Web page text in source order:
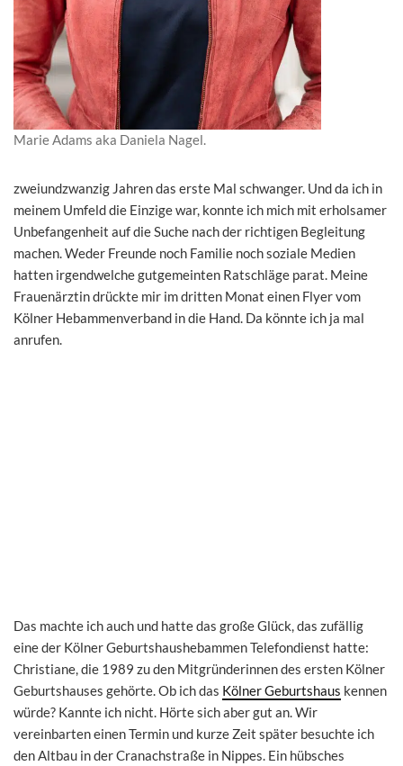
Marie Adams aka Daniela Nagel.
zweiundzwanzig Jahren das erste Mal schwanger. Und da ich in
meinem Umfeld die Einzige war, konnte ich mich mit erholsamer
Unbefangenheit auf die Suche nach der richtigen Begleitung
machen. Weder Freunde noch Familie noch soziale Medien
hatten irgendwelche gutgemeinten Ratschläge parat. Meine
Frauenärztin drückte mir im dritten Monat einen Flyer vom
Kölner Hebammenverband in die Hand. Da könnte ich ja mal
anrufen.
Das machte ich auch und hatte das große Glück, das zufällig
eine der Kölner Geburtshaushebammen Telefondienst hatte:
Christiane, die 1989 zu den Mitgründerinnen des ersten Kölner
Geburtshauses gehörte. Ob ich das Kölner Geburtshaus kennen
würde? Kannte ich nicht. Hörte sich aber gut an. Wir
vereinbarten einen Termin und kurze Zeit später besuchte ich
den Altbau in der Cranachstraße in Nippes. Ein hübsches